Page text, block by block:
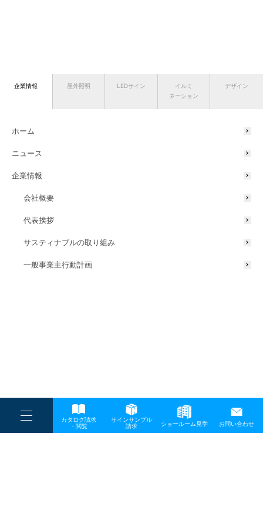
----
----
-
カタログ請求
・閲覧
サインサンプル
請求
ショールーム見学 お問い合わせ
企業情報 屋外照明 LEDサイン
イルミ
ネーション
デザイン
ホーム
ニュース
企業情報
会社概要
代表挨拶
サスティナブルの取り組み
一般事業主行動計画